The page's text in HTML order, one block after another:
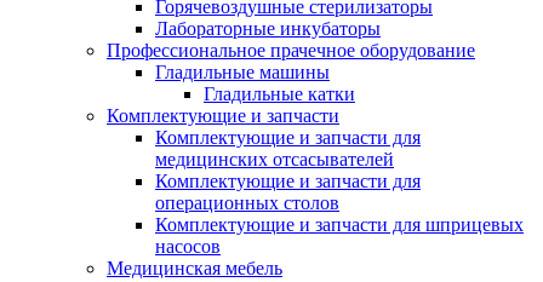
Горячевоздушные стерилизаторы
Лабораторные инкубаторы
Профессиональное прачечное оборудование
Гладильные машины
Гладильные катки
Комплектующие и запчасти
Комплектующие и запчасти для
медицинских отсасывателей
Комплектующие и запчасти для
операционных столов
Комплектующие и запчасти для шприцевых
насосов
Медицинская мебель